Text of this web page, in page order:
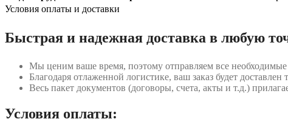
Условия оплаты и доставки
Быстрая и надежная доставка в любую
Мы ценим ваше время, поэтому отправляем все
Благодаря отлаженной логистике, ваш заказ будет
Весь пакет документов (договоры, счета, акты и т.д.)
Условия оплаты: